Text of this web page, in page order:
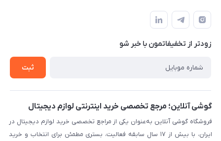
حساب کاربری
حریم خصوصی
بلاگ
نحوه خرید از گوشی آنلاین
شرایط ضمانت هفت روزه
روش ارسال کالا در گوشی آنلاین
روش بازگردانی کالا
زودتر از تخفیفاتمون با خبر شو
ثبت
گوشی آنلاین؛ مرجع تخصصی خرید اینترنتی لوازم دیجیتال
فروشگاه گوشی آنلاین به‌عنوان یکی از مراجع تخصصی خرید لوازم دیجیتال در
ایران، با بیش از ۱۷ سال سابقه فعالیت، بستری مطمئن برای انتخاب و خرید